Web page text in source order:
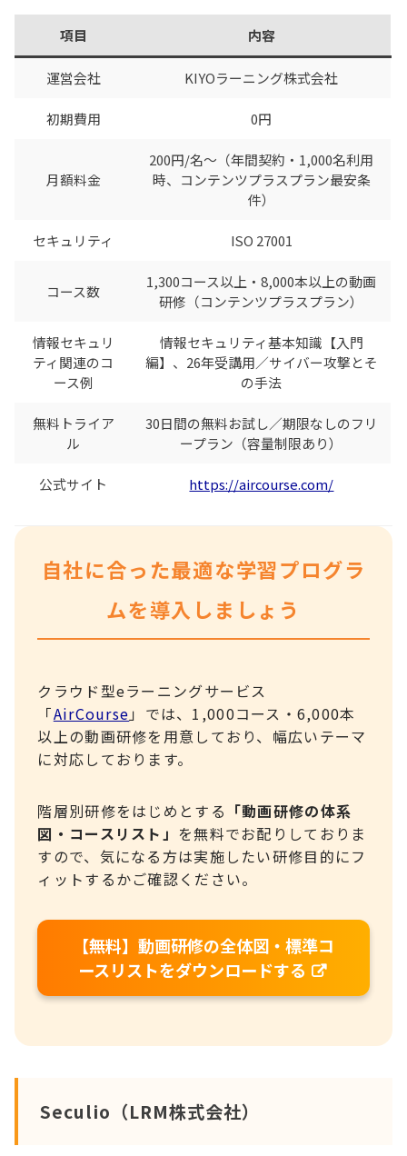
項目 内容
運営会社 KIYOラーニング株式会社
初期費用 0円
月額料金
200円/名〜（年間契約・1,000名利用
時、コンテンツプラスプラン最安条
件）
セキュリティ ISO 27001
コース数
1,300コース以上・8,000本以上の動画
研修（コンテンツプラスプラン）
情報セキュリ
ティ関連のコ
ース例
情報セキュリティ基本知識【入門
編】、26年受講用／サイバー攻撃とそ
の手法
無料トライア
ル
30日間の無料お試し／期限なしのフリ
ープラン（容量制限あり）
公式サイト https://aircourse.com/
自社に合った最適な学習プログラ
ムを導入しましょう
クラウド型eラーニングサービス
「AirCourse」では、1,000コース・6,000本
以上の動画研修を用意しており、幅広いテーマ
に対応しております。
階層別研修をはじめとする 「動画研修の体系
図・コースリスト」 を無料でお配りしておりま
すので、気になる方は実施したい研修目的にフ
ィットするかご確認ください。
【無料】動画研修の全体図・標準コ
ースリストをダウンロードする
Seculio（LRM株式会社）